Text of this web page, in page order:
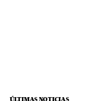
ÚLTIMAS NOTICIAS